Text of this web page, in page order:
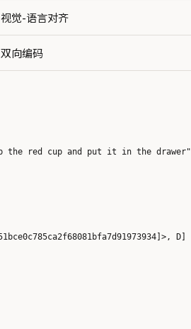
视觉-语言对齐
双向编码
the red cup and put it in the drawer"
D]